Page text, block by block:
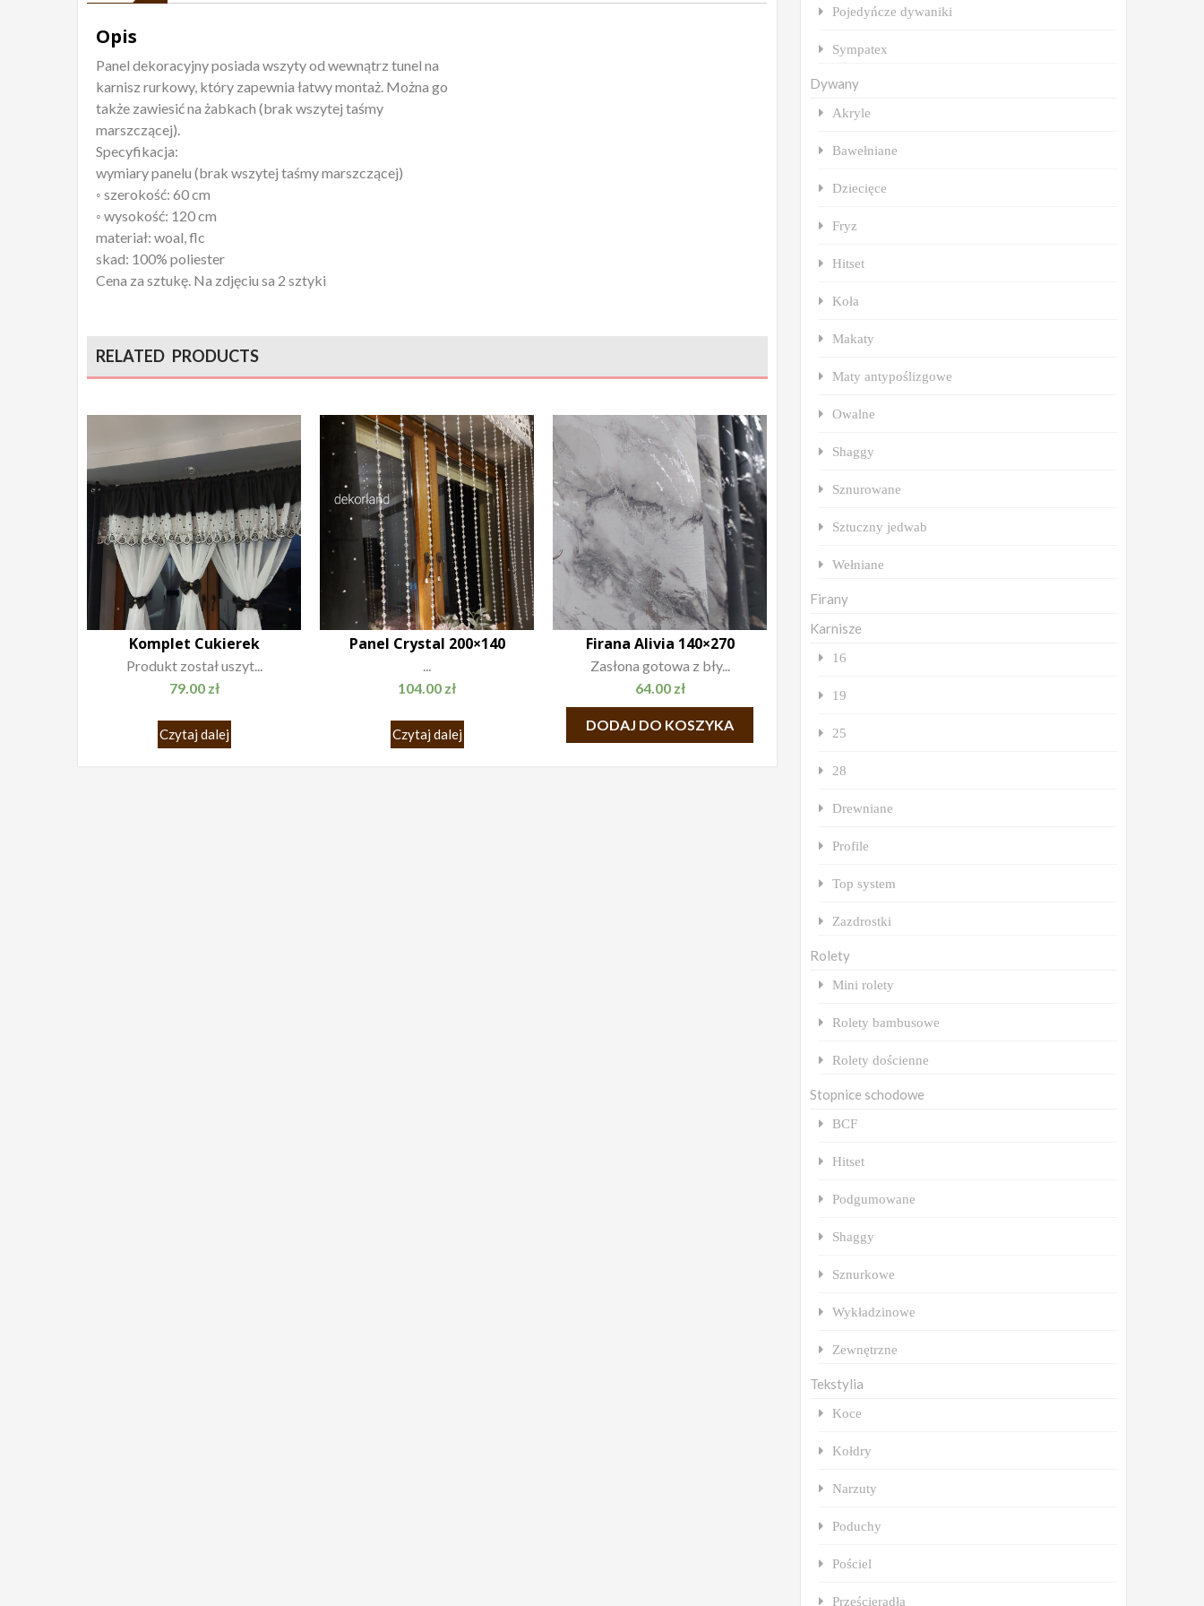
Opis
Panel dekoracyjny posiada wszyty od wewnątrz tunel na
karnisz rurkowy, który zapewnia łatwy montaż. Można go
także zawiesić na żabkach (brak wszytej taśmy
marszczącej).
Specyfikacja:
wymiary panelu (brak wszytej taśmy marszczącej)
◦ szerokość: 60 cm
◦ wysokość: 120 cm
materiał: woal, flc
skad: 100% poliester
Cena za sztukę. Na zdjęciu sa 2 sztyki
RELATED PRODUCTS
Komplet Cukierek
Produkt został uszyt...
79.00 zł
Czytaj dalej
Panel Crystal 200×140
104.00 zł
Czytaj dalej
Firana Alivia 140×270
Zasłona gotowa z bły...
64.00 zł
DODAJ DO KOSZYKA
Pojedyńcze dywaniki
Sympatex
Dywany
Akryle
Bawełniane
Dziecięce
Fryz
Hitset
Koła
Makaty
Maty antypoślizgowe
Owalne
Shaggy
Sznurowane
Sztuczny jedwab
Wełniane
Firany
Karnisze
16
19
25
28
Drewniane
Profile
Top system
Zazdrostki
Rolety
Mini rolety
Rolety bambusowe
Rolety dościenne
Stopnice schodowe
BCF
Hitset
Podgumowane
Shaggy
Sznurkowe
Wykładzinowe
Zewnętrzne
Tekstylia
Koce
Kołdry
Narzuty
Poduchy
Pościel
Prześcieradła